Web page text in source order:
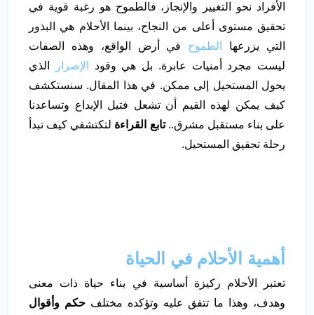
الأفراد نحو التغيير والإنجاز، فالطموح هو رغبة قوية في
تحقيق مستوى أعلى من النجاح، بينما الأحلام هي البذور
التي يزرعها
الطموح في أرض الواقع، وهذه الصفات
ليست مجرد أمنيات عابرة. بل هي وقود
الإصرار
الذي
يحول المستحيل إلى ممكن. في هذا المقال. سنستكشف
كيف يمكن لهذه القيم أن تشعل فتيل الإبداع وتساعدنا
على بناء مستقبل مشرق..تابع القراءة لتكتشفي كيف تبدأ
رحلة تحقيق المستحيل.
أهمية الأحلام في الحياة
تعتبر الأحلام ركيزة أساسية في بناء حياة ذات معنى
وهدف، وهذا ما تتفق عليه وتؤكده مختلفحكم وأقوال